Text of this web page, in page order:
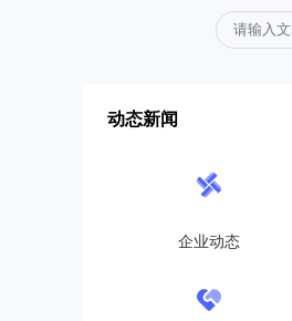
动态新闻
企业动态